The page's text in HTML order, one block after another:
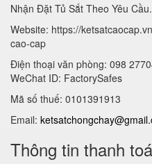
Nhận Đặt Tủ Sắt Theo Yêu Cầu.
Website: https://
cao-cap
Điện thoại văn phòng: 098
WeChat ID: FactorySafes
Mã số thuế: 0101391913
Email:
Thông tin thanh